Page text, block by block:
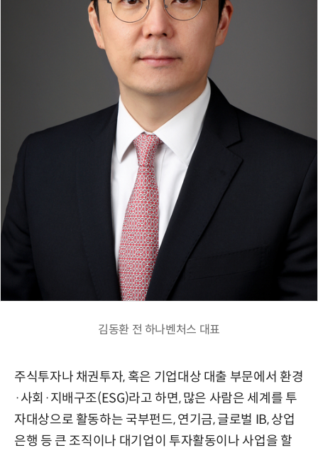
김동환 전 하나벤처스 대표
주식투자나 채권투자, 혹은 기업대상 대출 부문에서 환경
·사회·지배구조(ESG)라고 하면, 많은 사람은 세계를 투
자대상으로 활동하는 국부펀드, 연기금, 글로벌 IB, 상업
은행 등 큰 조직이나 대기업이 투자활동이나 사업을 할